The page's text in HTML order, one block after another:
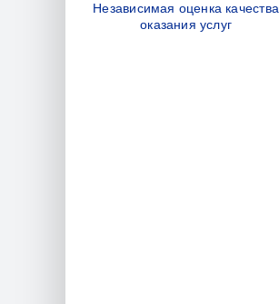
Независимая оценка качества
оказания услуг